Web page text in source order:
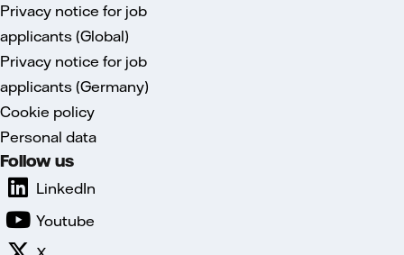
Privacy notice for job
applicants (Global)
Privacy notice for job
applicants (Germany)
Cookie policy
Personal data
Follow us
LinkedIn
Youtube